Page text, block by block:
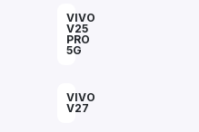
VIVO
V25
PRO
5G
VIVO
V27